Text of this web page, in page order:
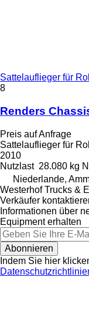
Sattelauflieger für
8
Renders
Preis auf Anfrage
Sattelauflieger für
2010
Nutzlast 28.080 kg
Niederlande,
Westerhof Trucks &
Verkäufer
Informationen über
Equipment erhalten
Abonnieren
Indem Sie hier